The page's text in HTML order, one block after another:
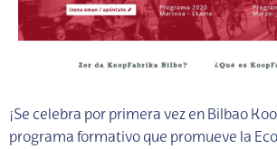
¡Se celebra por primera vez en Bilbao
programa formativo que promueve la